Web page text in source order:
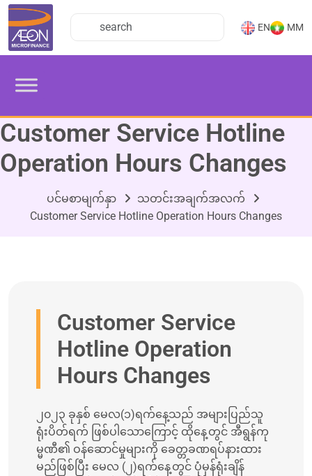
EN MM
Customer Service Hotline
Operation Hours Changes
ပင်မစာမျက်နှာ
သတင်းအချက်အလက်
Customer Service Hotline Operation Hours Changes
Customer Service
Hotline Operation
Hours Changes
၂၀၂၃ ခုနှစ် မေလ(၁)ရက်နေ့သည် အများပြည်သူ
ရုံးပိတ်ရက် ဖြစ်ပါသောကြောင့် ထိုနေ့တွင် အီရွန်ကု
မ္မဏီ၏ ဝန်ဆောင်မှုများကို ခေတ္တခဏရပ်နားထား
မည်ဖြစ်ပြီး မေလ (၂)ရက်နေ့တွင် ပုံမှန်ရုံးချိန်